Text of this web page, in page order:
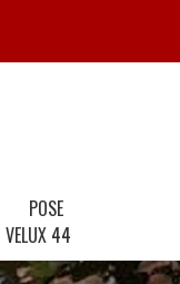
POSE
VELUX 44